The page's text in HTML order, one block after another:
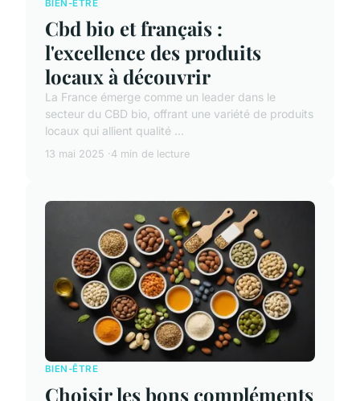
BIEN-ÊTRE
Cbd bio et français :
l'excellence des produits
locaux à découvrir
La France émerge comme un leader dans le
secteur du CBD bio, offrant une variété de produits
locaux qui allient qualité ...
13 mai 2025 4 min de lecture
BIEN-ÊTRE
Choisir les bons compléments